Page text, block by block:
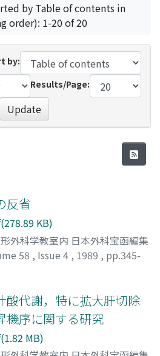
by Table of contents in
order): 1-20 of 20
by:
Results/Page:
Update
反省
KB)
外科学教室内 日本外科宝函編集
58 , Issue 4 , 1989 , pp.345-
酸代謝，特に拡大肝切除
機序に関する研究
MB)